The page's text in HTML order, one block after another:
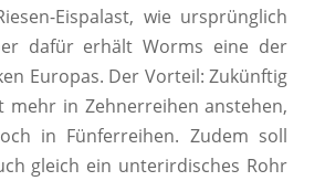
Eispalast, wie ursprünglich
dafür erhält Worms eine der
Europas. Der Vorteil: Zukünftig
mehr in Zehnerreihen anstehen,
in Fünferreihen. Zudem soll
gleich ein unterirdisches Rohr